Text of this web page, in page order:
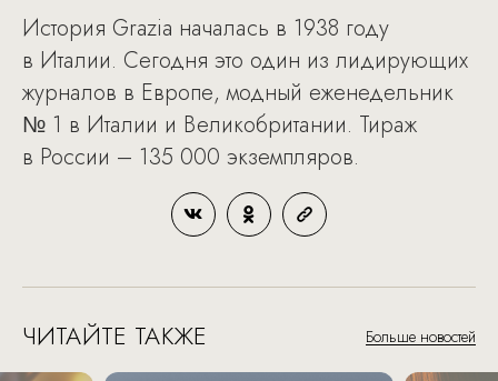
История Grazia началась в 1938 году
в Италии. Сегодня это один из лидирующих
журналов в Европе, модный еженедельник
№ 1 в Италии и Великобритании. Тираж
в России – 135 000 экземпляров.
ЧИТАЙТЕ ТАКЖЕ Больше новостей